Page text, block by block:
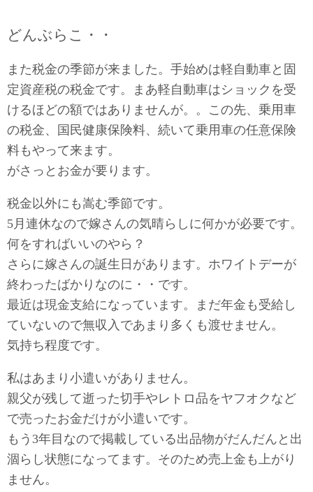
どんぶらこ・・
また税金の季節が来ました。手始めは軽自動車と固
定資産税の税金です。まあ軽自動車はショックを受
けるほどの額ではありませんが。。この先、乗用車
の税金、国民健康保険料、続いて乗用車の任意保険
料もやって来ます。
がさっとお金が要ります。
税金以外にも嵩む季節です。
5月連休なので嫁さんの気晴らしに何かが必要です。
何をすればいいのやら？
さらに嫁さんの誕生日があります。ホワイトデーが
終わったばかりなのに・・です。
最近は現金支給になっています。まだ年金も受給し
ていないので無収入であまり多くも渡せません。
気持ち程度です。
私はあまり小遣いがありません。
親父が残して逝った切手やレトロ品をヤフオクなど
で売ったお金だけが小遣いです。
もう3年目なので掲載している出品物がだんだんと出
涸らし状態になってます。そのため売上金も上がり
ません。